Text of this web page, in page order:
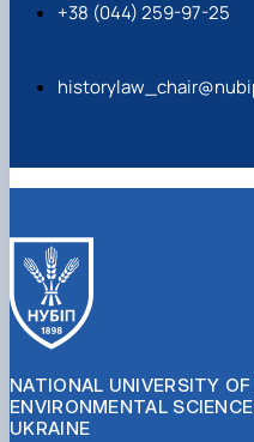
+38 (044) 259-97-25
NATIONAL UNIVERSITY OF
ENVIRONMENTAL
UKRAINE